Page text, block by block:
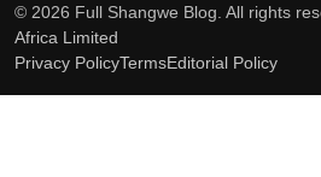
© 2026 Full Shangwe Blog. All rights
Africa Limited
Privacy PolicyTermsEditorial Policy